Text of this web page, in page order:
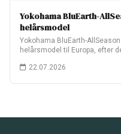
Yokohama BluEarth-
helårsmodel
Yokohama BluEarth-
helårsmodel til Europa, efter
22.07.2026